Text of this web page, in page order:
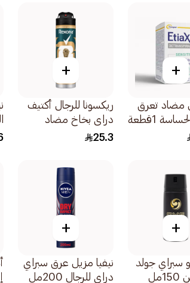
+
مضاد تعرق
1قطعة
+
ريكسونا للرجال أكتيف
دراي بخاخ مضاد
للتعرق 150مل
25.3
+
سبراي جولد
+
نيفيا مزيل عرق سبراي
دراي للرجال 200مل